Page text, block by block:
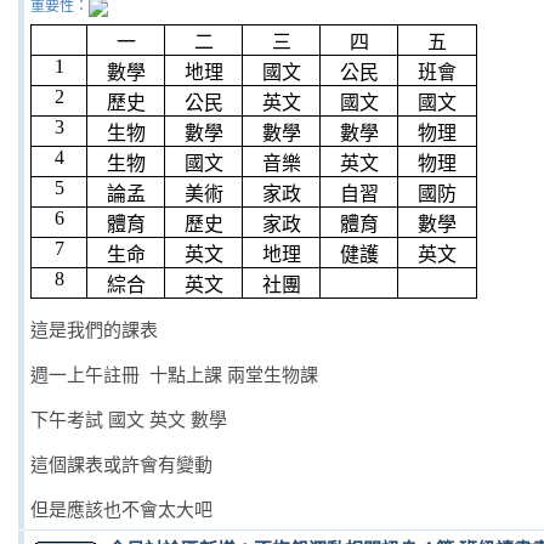
重要性：
一 二 三 四
五
1
數學 地理 國文 公民
班會
2
歷史 公民 英文 國文
國文
3
生物 數學 數學 數學
物理
4
生物 國文 音樂 英文
物理
5
論孟 美術 家政 自習
國防
6
體育 歷史 家政 體育
數學
7
生命 英文 地理 健護
英文
8
綜合 英文 社團
這是我們的課表
週一上午註冊 十點上課 兩堂生物課
下午考試 國文 英文 數學
這個課表或許會有變動
但是應該也不會太大吧